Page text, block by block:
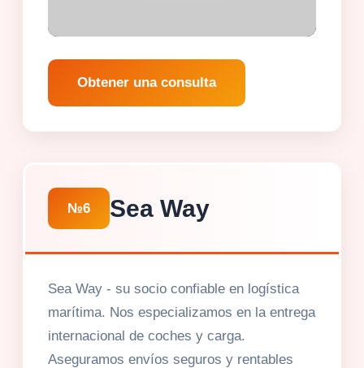
Obtener una consulta
№6 Sea Way
Sea Way - su socio confiable en logística
marítima. Nos especializamos en la entrega
internacional de coches y carga.
Aseguramos envíos seguros y rentables